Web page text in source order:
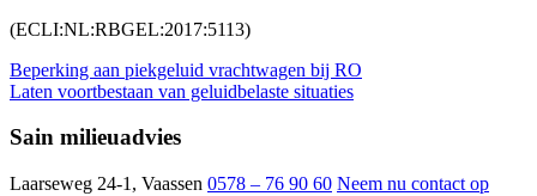
(ECLI:NL:RBGEL:2017:5113)
Beperking aan piekgeluid vrachtwagen bij RO
Laten voortbestaan van geluidbelaste situaties
Sain milieuadvies
Laarseweg 24-1, Vaassen 0578 – 76 90 60 Neem nu contact op